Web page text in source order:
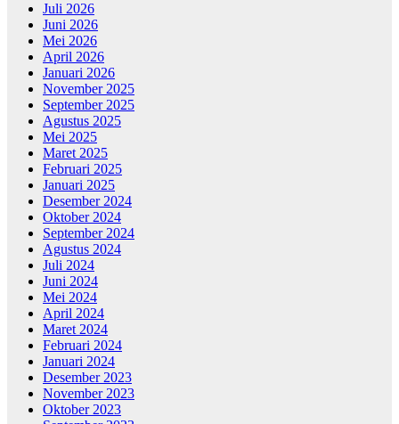
Juli 2026
Juni 2026
Mei 2026
April 2026
Januari 2026
November 2025
September 2025
Agustus 2025
Mei 2025
Maret 2025
Februari 2025
Januari 2025
Desember 2024
Oktober 2024
September 2024
Agustus 2024
Juli 2024
Juni 2024
Mei 2024
April 2024
Maret 2024
Februari 2024
Januari 2024
Desember 2023
November 2023
Oktober 2023